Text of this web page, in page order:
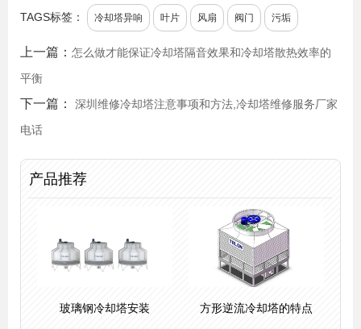
TAGS标签：
冷却塔异响 叶片 风扇 阀门 污垢
上一篇： 怎么做才能保证冷却塔隔音效果和冷却塔散热效率的
平衡
下一篇： 深圳维修冷却塔注意事项和方法,冷却塔维修服务厂家
电话
产品推荐
玻璃钢冷却塔安装 方形逆流冷却塔的特点